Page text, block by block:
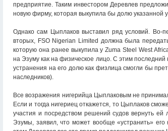
предприятие. Таким инвестором Деревлев
новую фирму, которая выкупила бы долю
Однако сам Цыплаков выставил ряд условий. Во-
вторых, FSO Nigerian Limited должна была
которую она ранее выкупила у Zuma Steel West
на Эзуму как на физическое лицо. С этим последний
устранения на его долю как физлица смогли бы
наследников).
Все возражения нигерийца Цыплаковым не
Если и тогда нигериец откажется, то Цыплаков
участия и посредством решений судов вернуть
Эзумы, заявил, что может вообще «устранить»